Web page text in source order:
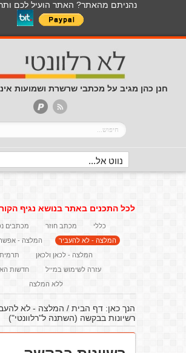
נהניתם מהאתר? האתר הועיל לכם
חנן כהן מגיב על מכתבי שרשרת ושמועות
לכל התכנים באתר בנושא נגיף
כללי מכתב חוזר
מכתבים
המלצה - לא להעביר
המלצה -
המלצה - לכאן ולכאן
תרמית
עזרה לשימוש במייל
חדשות
ללא המלצה
הנך כאן:דף הבית / המלצה - לא
רשיונות בבקשה (השתנה ל"רלוונטי")